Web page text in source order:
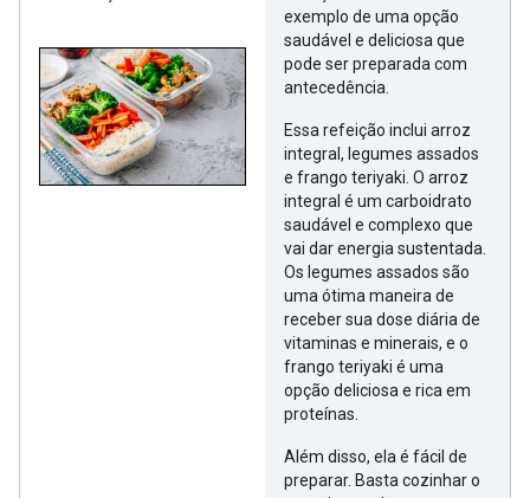
exemplo de uma opção
saudável e deliciosa que
pode ser preparada com
antecedência.
Essa refeição inclui arroz
integral, legumes assados
e frango teriyaki. O arroz
integral é um carboidrato
saudável e complexo que
vai dar energia sustentada.
Os legumes assados são
uma ótima maneira de
receber sua dose diária de
vitaminas e minerais, e o
frango teriyaki é uma
opção deliciosa e rica em
proteínas.
Além disso, ela é fácil de
preparar. Basta cozinhar o